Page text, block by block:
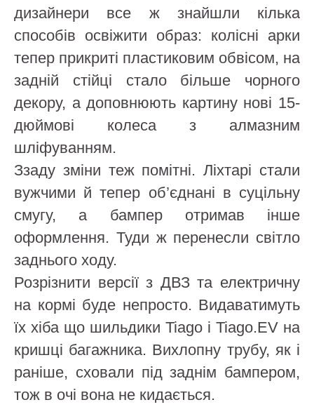
дизайнери все ж знайшли кілька
способів освіжити образ: колісні арки
тепер прикриті пластиковим обвісом, на
задній стійці стало більше чорного
декору, а доповнюють картину нові 15-
дюймові колеса з алмазним
шліфуванням.
Ззаду зміни теж помітні. Ліхтарі стали
вужчими й тепер об’єднані в суцільну
смугу, а бампер отримав інше
оформлення. Туди ж перенесли світло
заднього ходу.
Розрізнити версії з ДВЗ та електричну
на кормі буде непросто. Видаватимуть
їх хіба що шильдики Tiago і Tiago.EV на
кришці багажника. Вихлопну трубу, як і
раніше, сховали під заднім бампером,
тож в очі вона не кидається.